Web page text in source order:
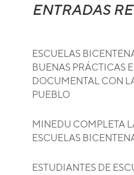
ENTRADAS
ESCUELAS
BUENAS PRÁCTICAS
DOCUMENTAL CON
PUEBLO
MINEDU COMPLETA
ESCUELAS
ESTUDIANTES DE